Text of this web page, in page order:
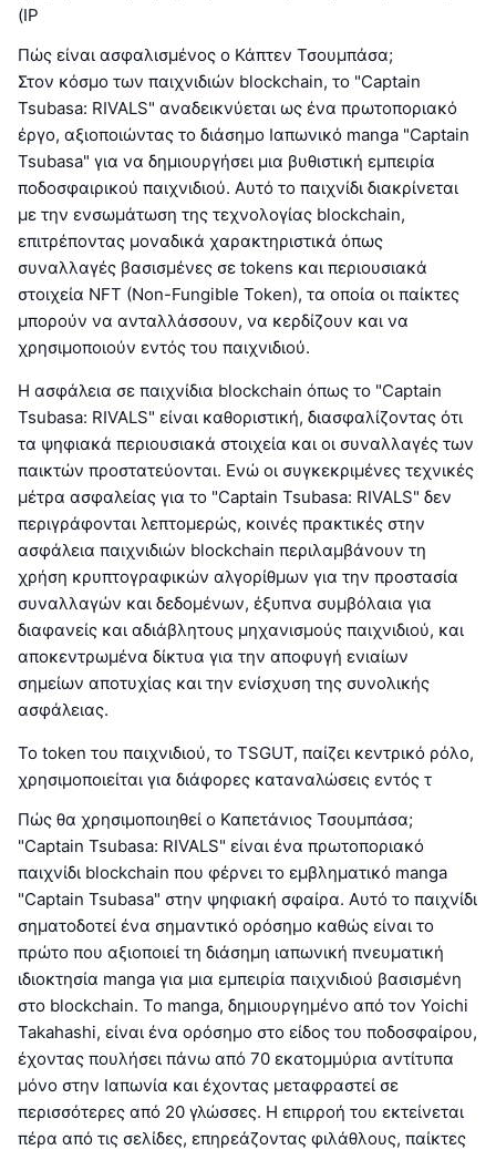
(IP
Πώς είναι ασφαλισμένος ο Κάπτεν Τσουμπάσα;
Στον κόσμο των παιχνιδιών blockchain, το "Captain
Tsubasa: RIVALS" αναδεικνύεται ως ένα πρωτοποριακό
έργο, αξιοποιώντας το διάσημο Ιαπωνικό manga "Captain
Tsubasa" για να δημιουργήσει μια βυθιστική εμπειρία
ποδοσφαιρικού παιχνιδιού. Αυτό το παιχνίδι διακρίνεται
με την ενσωμάτωση της τεχνολογίας blockchain,
επιτρέποντας μοναδικά χαρακτηριστικά όπως
συναλλαγές βασισμένες σε tokens και περιουσιακά
στοιχεία NFT (Non-Fungible Token), τα οποία οι παίκτες
μπορούν να ανταλλάσσουν, να κερδίζουν και να
χρησιμοποιούν εντός του παιχνιδιού.
Η ασφάλεια σε παιχνίδια blockchain όπως το "Captain
Tsubasa: RIVALS" είναι καθοριστική, διασφαλίζοντας ότι
τα ψηφιακά περιουσιακά στοιχεία και οι συναλλαγές των
παικτών προστατεύονται. Ενώ οι συγκεκριμένες τεχνικές
μέτρα ασφαλείας για το "Captain Tsubasa: RIVALS" δεν
περιγράφονται λεπτομερώς, κοινές πρακτικές στην
ασφάλεια παιχνιδιών blockchain περιλαμβάνουν τη
χρήση κρυπτογραφικών αλγορίθμων για την προστασία
συναλλαγών και δεδομένων, έξυπνα συμβόλαια για
διαφανείς και αδιάβλητους μηχανισμούς παιχνιδιού, και
αποκεντρωμένα δίκτυα για την αποφυγή ενιαίων
σημείων αποτυχίας και την ενίσχυση της συνολικής
ασφάλειας.
Το token του παιχνιδιού, το TSGUT, παίζει κεντρικό ρόλο,
χρησιμοποιείται για διάφορες καταναλώσεις εντός τ
Πώς θα χρησιμοποιηθεί ο Καπετάνιος Τσουμπάσα;
"Captain Tsubasa: RIVALS" είναι ένα πρωτοποριακό
παιχνίδι blockchain που φέρνει το εμβληματικό manga
"Captain Tsubasa" στην ψηφιακή σφαίρα. Αυτό το παιχνίδι
σηματοδοτεί ένα σημαντικό ορόσημο καθώς είναι το
πρώτο που αξιοποιεί τη διάσημη ιαπωνική πνευματική
ιδιοκτησία manga για μια εμπειρία παιχνιδιού βασισμένη
στο blockchain. Το manga, δημιουργημένο από τον Yoichi
Takahashi, είναι ένα ορόσημο στο είδος του ποδοσφαίρου,
έχοντας πουλήσει πάνω από 70 εκατομμύρια αντίτυπα
μόνο στην Ιαπωνία και έχοντας μεταφραστεί σε
περισσότερες από 20 γλώσσες. Η επιρροή του εκτείνεται
πέρα από τις σελίδες, επηρεάζοντας φιλάθλους, παίκτες